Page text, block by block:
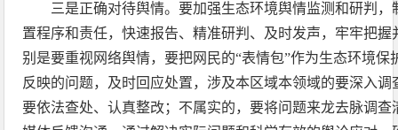
三是正确对待舆情。要加强生态环境舆情监测和研判
置程序和责任，快速报告、精准研判、及时发声，牢牢把
别是要重视网络舆情，要把网民的“表情包”作为生态环境保
反映的问题，及时回应处置，涉及本区域本领域的要深入
要依法查处、认真整改；不属实的，要将问题来龙去脉调